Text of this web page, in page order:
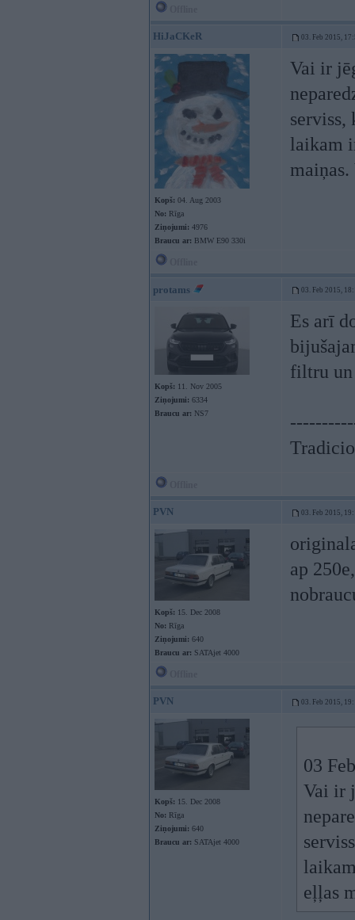
HiJaCKeR 03. Feb 2015,
Kopš: 04. Aug 2003
No: Rīga
Ziņojumi: 4976
Braucu ar: BMW E90 330i
Vai ir
serviss,
laikam
protams 03. Feb 2015,
Kopš: 11. Nov 2005
Ziņojumi: 6334
Braucu ar: NS7
Es arī
filtru un
PVN 03. Feb 2015,
Kopš: 15. Dec 2008
No: Rīga
Ziņojumi: 640
Braucu ar: SATAjet 4000
ap
PVN 03. Feb 2015,
Kopš: 15. Dec 2008
No: Rīga
Ziņojumi: 640
Braucu ar: SATAjet 4000
03
Vai ir
eļļas